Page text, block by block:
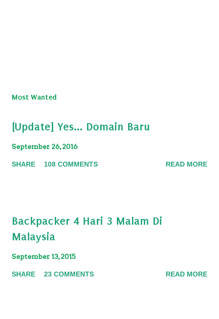
Most Wanted
[Update] Yes... Domain Baru
September 26, 2016
SHARE 108 COMMENTS READ MORE
Backpacker 4 Hari 3 Malam Di
Malaysia
September 13, 2015
SHARE 23 COMMENTS READ MORE